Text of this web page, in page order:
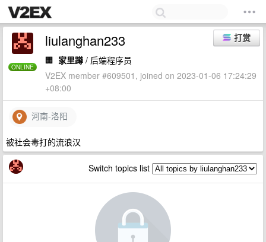
ONLINE
打赏
liulanghan233
🏢 家里蹲 / 后端程序员
V2EX member #609501, joined on 2023-01-06 17:24:29
+08:00
河南-洛阳
被社会毒打的流浪汉
Switch topics list